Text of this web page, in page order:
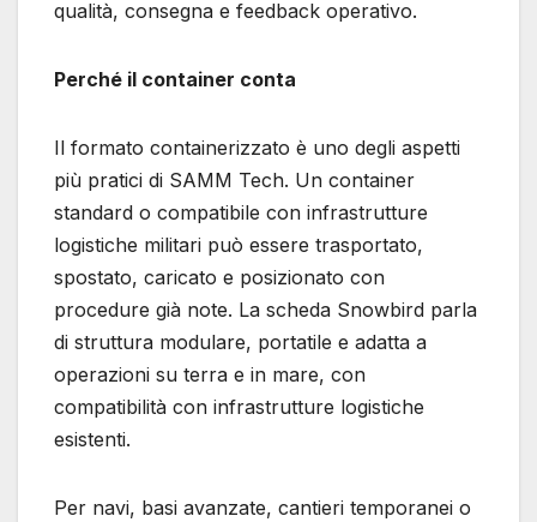
qualità, consegna e feedback operativo.
Perché il container conta
Il formato containerizzato è uno degli aspetti
più pratici di SAMM Tech. Un container
standard o compatibile con infrastrutture
logistiche militari può essere trasportato,
spostato, caricato e posizionato con
procedure già note. La scheda Snowbird parla
di struttura modulare, portatile e adatta a
operazioni su terra e in mare, con
compatibilità con infrastrutture logistiche
esistenti.
Per navi, basi avanzate, cantieri temporanei o